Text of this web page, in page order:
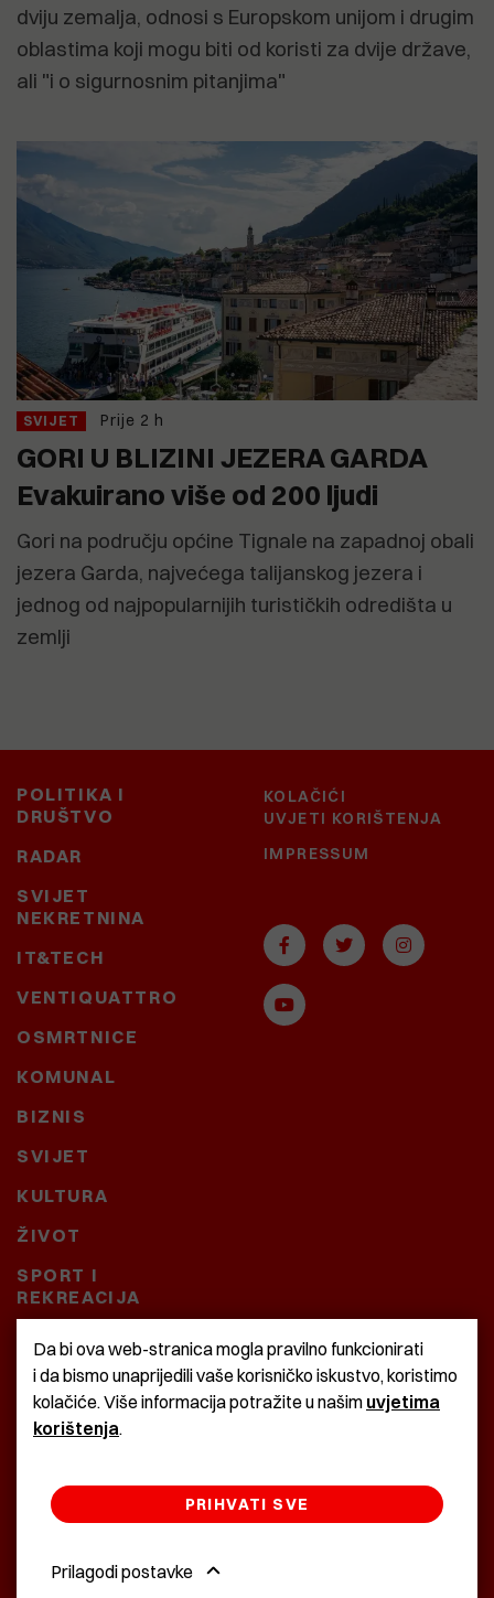
dviju zemalja, odnosi s Europskom unijom i drugim
oblastima koji mogu biti od koristi za dvije države,
ali "i o sigurnosnim pitanjima"
SVIJET Prije 2 h
GORI U BLIZINI JEZERA GARDA
Evakuirano više od 200 ljudi
Gori na području općine Tignale na zapadnoj obali
jezera Garda, najvećega talijanskog jezera i
jednog od najpopularnijih turističkih odredišta u
zemlji
POLITIKA I
DRUŠTVO
RADAR
SVIJET
NEKRETNINA
IT&TECH
VENTIQUATTRO
OSMRTNICE
KOMUNAL
BIZNIS
SVIJET
KULTURA
ŽIVOT
SPORT I
REKREACIJA
CRNA KRONIKA
BAŠTARDINI I PRAVI
KRASNA ZEMLJA
KOLAČIĆI
UVJETI KORIŠTENJA
IMPRESSUM
Da bi ova web-stranica mogla pravilno funkcionirati
i da bismo unaprijedili vaše korisničko iskustvo, koristimo
kolačiće. Više informacija potražite u našim uvjetima
korištenja.
Prilagodi postavke
PRIHVATI SVE